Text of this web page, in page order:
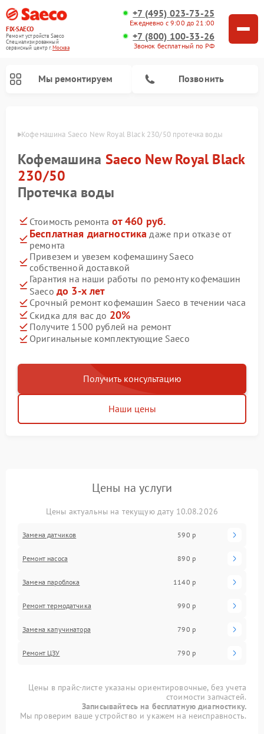
FIX-SAECO
Ремонт устройств Saeco
Специализированный
cервисный центр г.Москва
+7 (495) 023-73-25
Ежедневно с 9:00 до 21:00
+7 (800) 100-33-26
Звонок бесплатный по РФ
Мы ремонтируем Позвонить
Кофемашина Saeco New Royal Black 230/50 протечка воды
Кофемашина Saeco New Royal Black
230/50
Протечка воды
Стоимость ремонта от 460 руб.
Бесплатная диагностика даже при отказе от
ремонта
Привезем и увезем кофемашину Saeco
собственной доставкой
Гарантия на наши работы по ремонту кофемашин
Saeco до 3-х лет
Срочный ремонт кофемашин Saeco в течении часа
Скидка для вас до 20%
Получите 1500 рублей на ремонт
Оригинальные комплектующие Saeco
Получить консультацию
Наши цены
Цены на услуги
Цены актуальны на текущую дату 10.08.2026
Замена датчиков 590 р
Ремонт насоса 890 р
Замена пароблока 1140 р
Ремонт термодатчика 990 р
Замена капучинатора 790 р
Ремонт ЦЗУ 790 р
Цены в прайс-листе указаны ориентировочные, без учета
стоимости запчастей.
Записывайтесь на бесплатную диагностику.
Мы проверим ваше устройство и укажем на неисправность.